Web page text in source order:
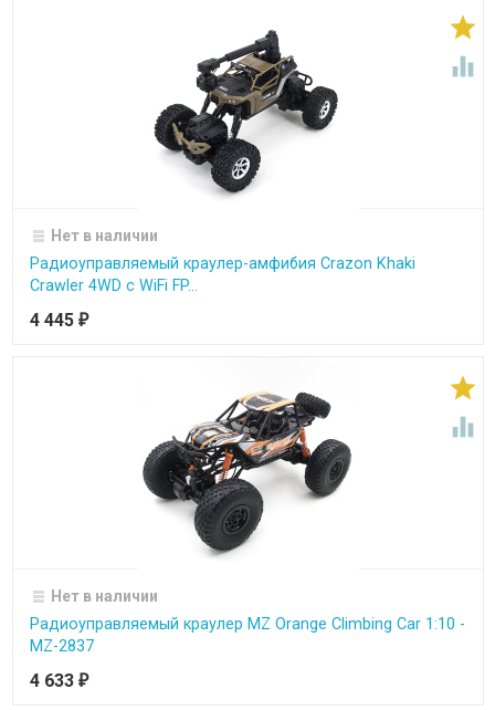


Нет в наличии
Радиоуправляемый краулер-амфибия Crazon Khaki
Crawler 4WD c WiFi FP...
4 445 ₽


Нет в наличии
Радиоуправляемый краулер MZ Orange Climbing Car 1:10 -
MZ-2837
4 633 ₽